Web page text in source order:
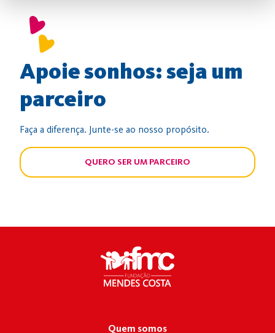
Apoie sonhos: seja um
parceiro
Faça a diferença. Junte-se ao nosso propósito.
QUERO SER UM PARCEIRO
Quem somos